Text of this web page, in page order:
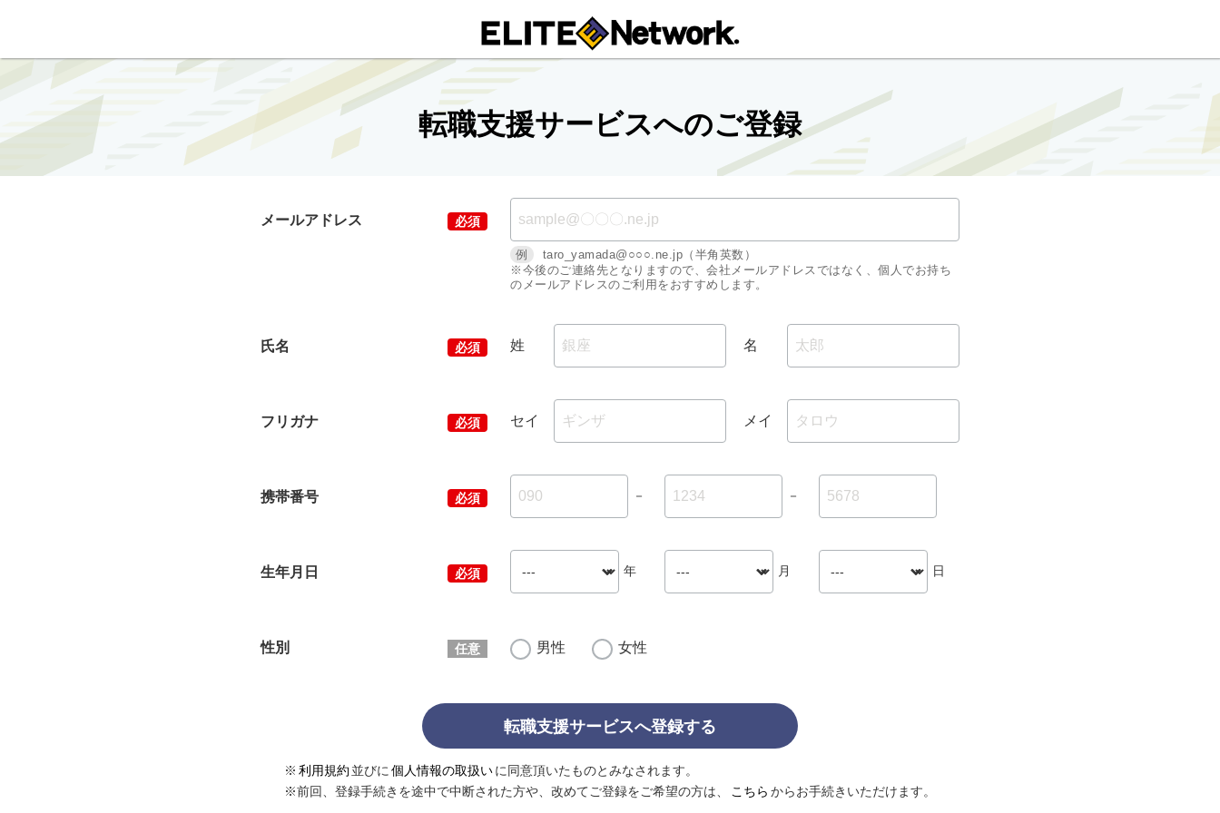
転職支援サービスへのご登録
メールアドレス
例
taro_yamada@○○○.ne.jp（半角英数）
※今後のご連絡先となりますので、会社メールアドレスではなく、個人でお持ち
のメールアドレスのご利用をおすすめします。
氏名 姓 名
フリガナ セイ メイ
携帯番号 － －
生年月日 年 月 日
性別 男性 女性
転職支援サービスへ登録する
※ 利用規約 並びに 個人情報の取扱いに同意頂いたものとみなされます。
※前回、登録手続きを途中で中断された方や、改めてご登録をご希望の方は、
こちら からお手続きいただけます。